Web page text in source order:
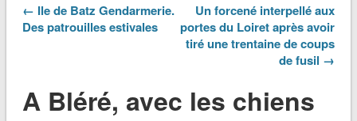
← Ile de Batz Gendarmerie.
Des patrouilles estivales
Un forcené interpellé aux
portes du Loiret après avoir
tiré une trentaine de coups
de fusil →
A Bléré, avec les chiens